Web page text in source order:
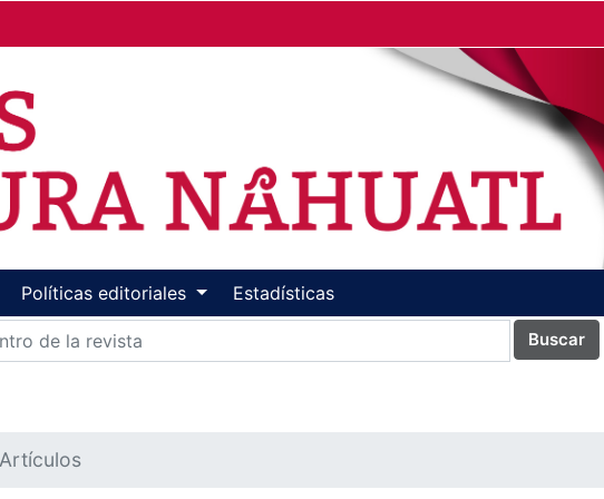
Políticas editoriales Estadísticas
Buscar
Artículos